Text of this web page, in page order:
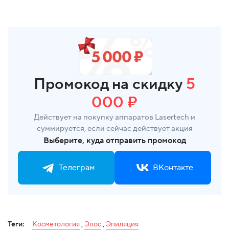
Промокод на скидку 5
000 ₽
Действует на покупку аппаратов Lasertech и
суммируется, если сейчас действует акция
Выберите, куда отправить промокод
Телеграм ВКонтакте
Теги: Косметология,Элос,Эпиляция